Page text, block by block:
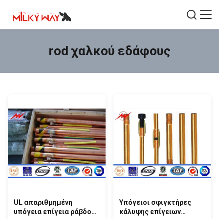
rod χαλκού εδάφους
UL απαριθμημένη
υπόγεια επίγεια ράβδος
Υπόγειοι σφιγκτήρες
κάλυψης επίγειων